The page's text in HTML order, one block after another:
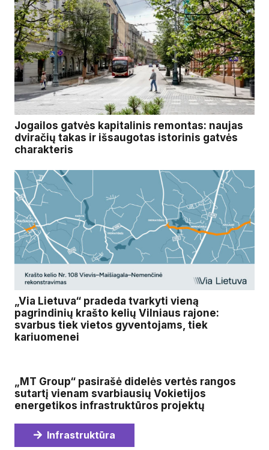
Jogailos gatvės kapitalinis remontas: naujas
dviračių takas ir išsaugotas istorinis gatvės
charakteris
„Via Lietuva“ pradeda tvarkyti vieną
pagrindinių krašto kelių Vilniaus rajone:
svarbus tiek vietos gyventojams, tiek
kariuomenei
„MT Group“ pasirašė didelės vertės rangos
sutartį vienam svarbiausių Vokietijos
energetikos infrastruktūros projektų
Infrastruktūra